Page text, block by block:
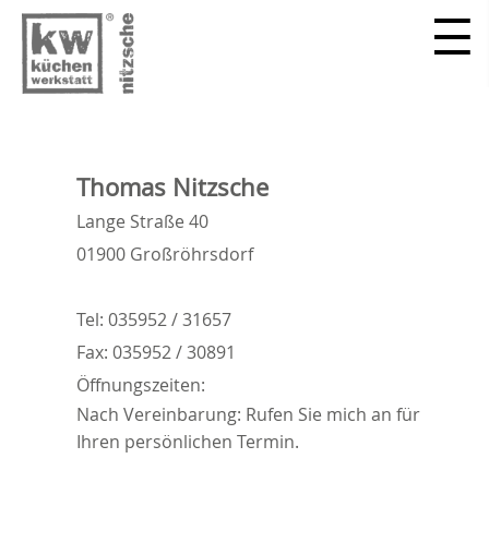
Thomas Nitzsche
Lange Straße 40
01900 Großröhrsdorf
Tel: 035952 / 31657
Fax: 035952 / 30891
Öffnungszeiten:
Nach Vereinbarung: Rufen Sie mich an für
Ihren persönlichen Termin.